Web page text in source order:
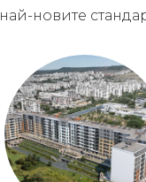
най-новите